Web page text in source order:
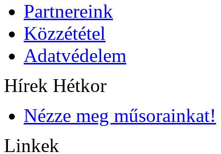
Partnereink
Közzététel
Adatvédelem
Hírek Hétkor
Nézze meg műsorainkat!
Linkek